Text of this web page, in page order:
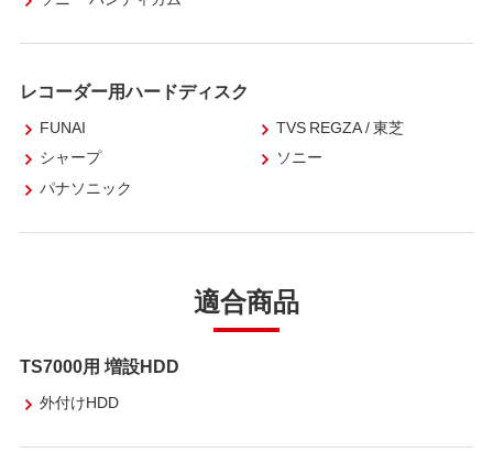
レコーダー用ハードディスク
FUNAI
TVS REGZA / 東芝
シャープ
ソニー
パナソニック
適合商品
TS7000用 増設HDD
外付けHDD